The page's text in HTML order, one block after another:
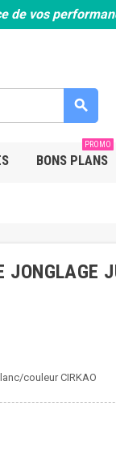
de vos
search
BONS PLANS
PROMO
JONGLAGE
couleur CIRKAO